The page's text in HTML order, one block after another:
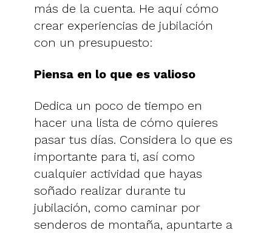
más de la cuenta. He aquí cómo
crear experiencias de jubilación
con un presupuesto:
Piensa en lo que es valioso
Dedica un poco de tiempo en
hacer una lista de cómo quieres
pasar tus días. Considera lo que es
importante para ti, así como
cualquier actividad que hayas
soñado realizar durante tu
jubilación, como caminar por
senderos de montaña, apuntarte a